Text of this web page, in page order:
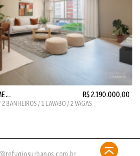
R$ 2.190.000,00
BANHEIROS / 1 LAVABO / 2 VAGAS